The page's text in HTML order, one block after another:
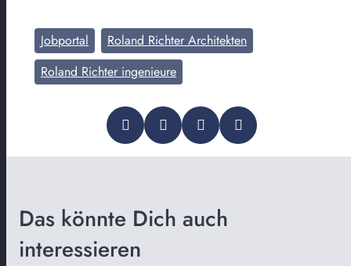
Jobportal
Roland Richter Architekten
Roland Richter ingenieure
Das könnte Dich auch
interessieren